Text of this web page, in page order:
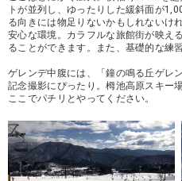
トが並列し、ゆったりした緩斜面が
る向きには物足りないかもしれないけ
安心な環境。カラフルな旅館街が映え
ることができます。また、基礎的な練
ゲレンデ中腹には、「鐘の鳴る丘ゲレ
記念撮影にぴったり。栂池高原スキー
ここでパチリとやってください。